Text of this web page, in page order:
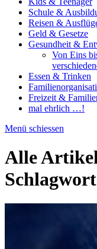
Schule &
Reisen &
Geld & Gesetze
Gesundheit &
Von Eins
Essen & Trinken
Freizeit &
mal ehrlich …!
Menü schiessen
Alle